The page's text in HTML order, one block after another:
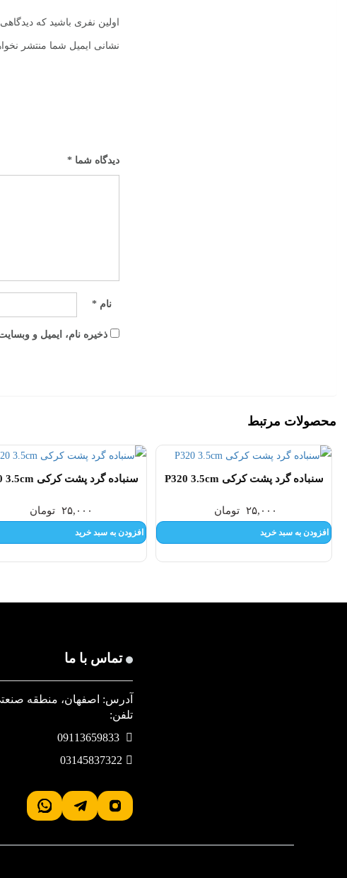
اولین نفری باشید که دیدگاهی
نشانی ایمیل شما منتشر
دیدگاه شما *
نام *
ذخیره نام، ایمیل و
محصولات مرتبط
سنباده گرد پشت کرکی P320 3.5cm
تومان ۲۵,۰۰۰
افزودن به سبد خرید
سنباده گرد پشت کرکی P220 3.5cm
تومان ۲۵,۰۰۰
افزودن به سبد خرید
تماس با ما
آدرس: اصفهان، منطقه صنعتی دولت آباد ،
تلفن:
09113659833
03145837322